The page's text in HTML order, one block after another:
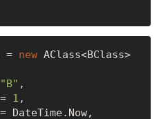
= new AClass<BClass>
"B" ,
=
1 ,